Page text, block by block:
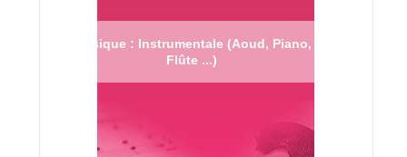
Musique : Instrumentale (Aoud, Piano,
Flûte ...)